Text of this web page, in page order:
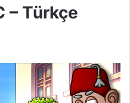
– Türkçe